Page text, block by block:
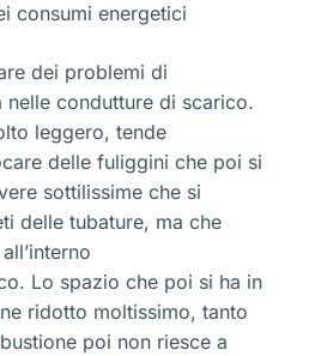
consumi energetici
dei problemi di
nelle condutture di scarico.
leggero, tende
delle fuliggini che poi si
sottilissime che si
delle tubature, ma che
Lo spazio che poi si ha in
ridotto moltissimo, tanto
poi non riesce a